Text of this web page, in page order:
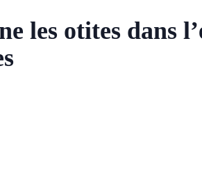
les otites dans